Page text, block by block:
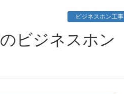
ビジネスホン工事